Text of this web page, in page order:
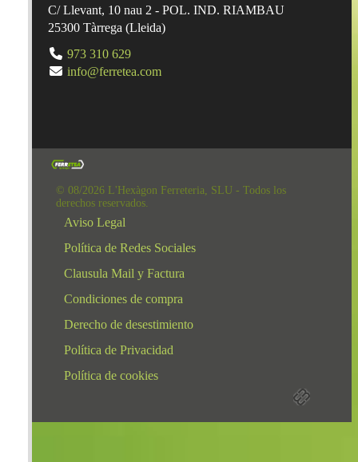
C/ Llevant, 10 nau 2 - POL. IND. RIAMBAU
25300 Tàrrega (Lleida)
973 310 629
info@ferretea.com
© 08/2026 L'Hexàgon Ferreteria, SLU - Todos los
derechos reservados.
Aviso Legal
Política de Redes Sociales
Clausula Mail y Factura
Condiciones de compra
Derecho de desestimiento
Política de Privacidad
Política de cookies